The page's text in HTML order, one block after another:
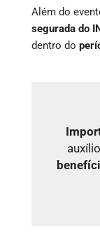
Além do
segurada do
dentro do